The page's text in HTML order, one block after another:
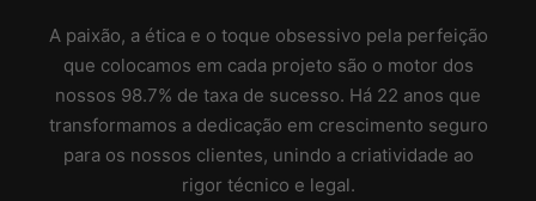
A paixão, a ética e o toque obsessivo pela perfeição
que colocamos em cada projeto são o motor dos
nossos 98.7% de taxa de sucesso. Há 22 anos que
transformamos a dedicação em crescimento seguro
para os nossos clientes, unindo a criatividade ao
rigor técnico e legal.